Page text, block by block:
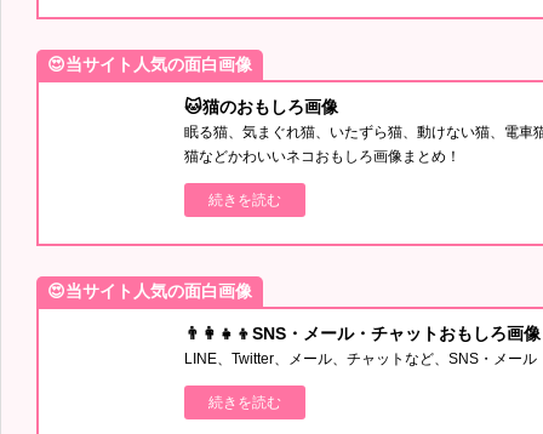
😍当サイト人気の面白画像
🐱猫のおもしろ画像
眠る猫、気まぐれ猫、いたずら猫、動けない猫、電
猫などかわいいネコおもしろ画像まとめ！
続きを読む
😍当サイト人気の面白画像
👨‍👩‍👧‍👦SNS・メール・チャットおもしろ画像
LINE、Twitter、メール、チャットなど、SNS・メー
続きを読む